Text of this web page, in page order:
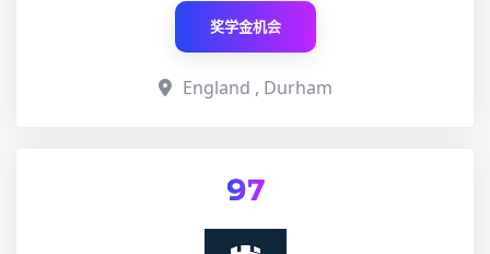
奖学金机会
England , Durham
97